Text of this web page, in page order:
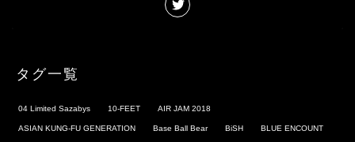
タグ一覧
04 Limited Sazabys 10-FEET AIR JAM 2018
ASIAN KUNG-FU GENERATION Base Ball Bear BiSH BLUE ENCOUNT